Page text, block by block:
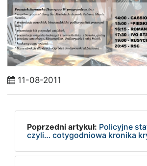
11-08-2011
Poprzedni artykuł: Policyjne
czyli… cotygodniowa kronika